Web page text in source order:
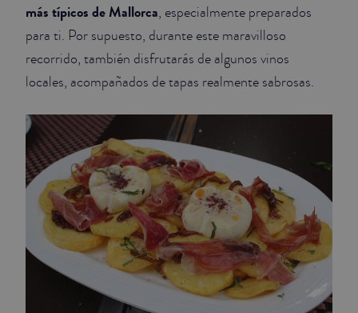
más típicos de Mallorca, especialmente preparados
para ti. Por supuesto, durante este maravilloso
recorrido, también disfrutarás de algunos vinos
locales, acompañados de tapas realmente sabrosas.